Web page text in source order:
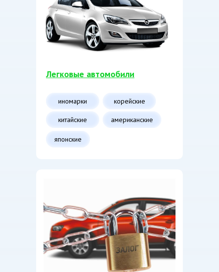
Легковые автомобили
иномарки корейские
японские
американские
китайские